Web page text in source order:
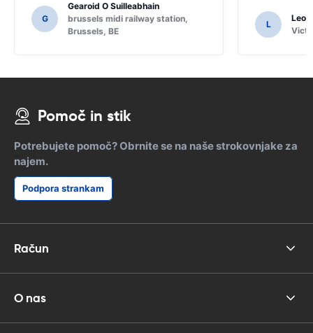
usmerjanje in samo za, ki jih morda ne
bi pogruntal funkcije SAT NAV.
G
Gearoid O Suilleabhain
brussels midi railway station,
Brussels, BE
L
Pomoč in stik
Potrebujete pomoč? Obrnite se na naše strokovnjake za
najem.
Podpora strankam
Račun
O nas